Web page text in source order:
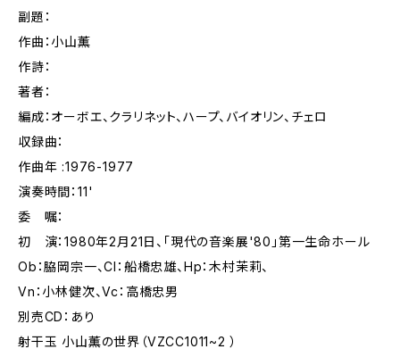
副題：
作曲：小山薫
作詩：
著者：
編成：オーボエ、クラリネット、ハープ、バイオリン、チェロ
収録曲：
作曲年 :1976-1977
演奏時間：11'
委 嘱：
初 演：1980年2月21日、「現代の音楽展'80」第一生命ホール
Ob：脇岡宗一、Cl：船橋忠雄、Hp：木村茉莉、
Vn：小林健次、Vc：高橋忠男
別売CD：あり
射干玉 小山薫の世界（VZCC1011~2 ）